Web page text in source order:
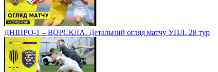
ДНІПРО-1 – ВОРСКЛА. Детальний огляд матчу УПЛ. 28 тур